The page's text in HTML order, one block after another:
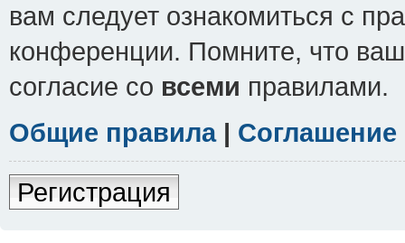
вам следует ознакомиться с
конференции. Помните, что
согласие со всеми правилами.
Общие правила|
Регистрация